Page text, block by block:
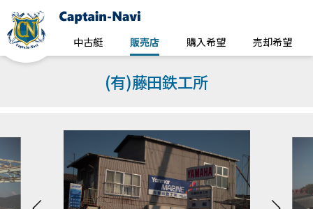
中古艇 販売店 購入希望 売却希望
(有)藤田鉄工所